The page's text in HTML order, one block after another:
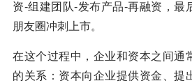
资-组建团队-发布产品-再融资，最
朋友圈冲刺上市。
在这个过程中，企业和资本之间通
的关系：资本向企业提供资金、提